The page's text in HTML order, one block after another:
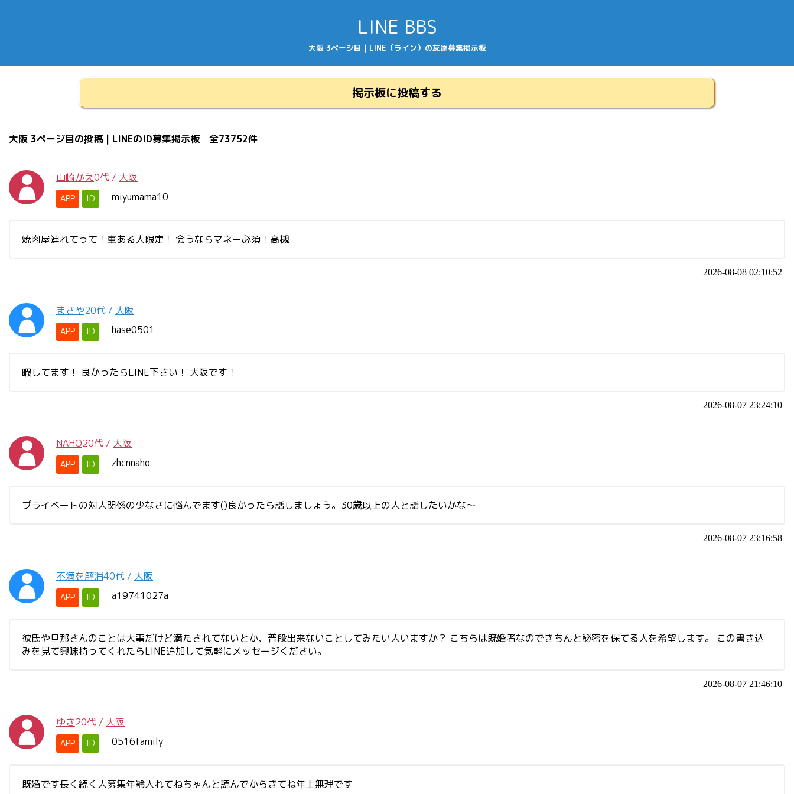
LINE BBS
大阪 3ページ目 | LINE（ライン）の友達募集掲示板
掲示板に投稿する
大阪 3ページ目の投稿 | LINEのID募集掲示板 全73752件
山崎かえ0代 / 大阪
APP ID miyumama10
焼肉屋連れてって！車ある人限定！ 会うならマネー必須！高槻
2026-08-08 02:10:52
まさや20代 / 大阪
APP ID hase0501
暇してます！ 良かったらLINE下さい！ 大阪です！
2026-08-07 23:24:10
NAHO20代 / 大阪
APP ID zhcnnaho
プライべートの対人関係の少なさに悩んでます()良かったら話しましょう。30歳以上の人と話したいかな～
2026-08-07 23:16:58
不満を解消40代 / 大阪
APP ID a19741027a
彼氏や旦那さんのことは大事だけど満たされてないとか、普段出来ないことしてみたい人いますか？ こちらは既婚者なのできちんと秘密を保てる人を希望します。 この書き込
みを見て興味持ってくれたらLINE追加して気軽にメッセージください。
2026-08-07 21:46:10
ゆき20代 / 大阪
APP ID 0516family
既婚です長く続く人募集年齢入れてねちゃんと読んでからきてね年上無理です